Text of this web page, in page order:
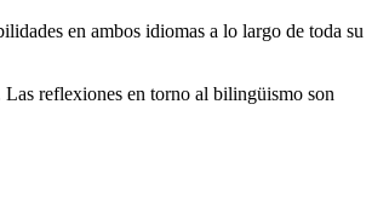
en ambos idiomas a lo largo de toda su
reflexiones en torno al bilingüismo son